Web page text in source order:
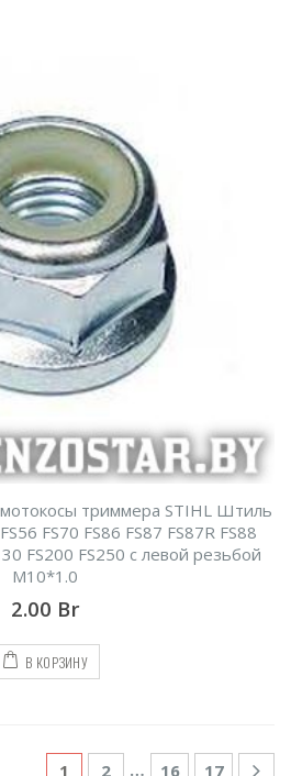
триммера STIHL Штиль
FS70 FS86 FS87 FS87R FS88
FS200 FS250 с левой резьбой
М10*1.0
2.00 Br
В КОРЗИНУ
1 2 … 16 17